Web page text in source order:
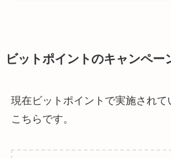
ビットポイントのキャンペー
現在ビットポイントで実施されて
こちらです。